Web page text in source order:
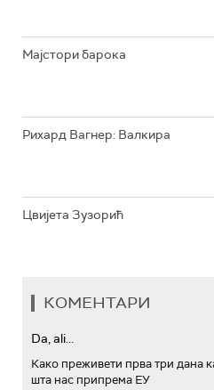
Мајстори барока
Рихард Вагнер: Валкира
Цвијета Зузорић
КОМЕНТАРИ
Da, ali...
Како преживети прва три дана
шта нас припрема ЕУ